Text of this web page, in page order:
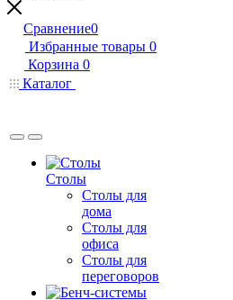
Сравнение0
Избранные товары 0
Корзина 0
Каталог
Столы
Столы для
дома
Столы для
офиса
Столы для
переговоров